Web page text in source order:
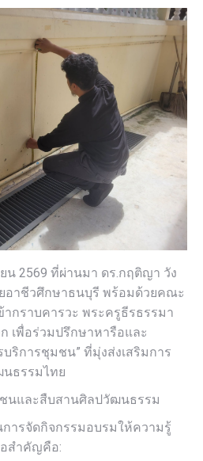
น 2569 ที่ผ่านมา ดร.กฤติญา วัง
อาชีวศึกษาธนบุรี พร้อมด้วยคณะ
กราบคารวะ พระครูธีรธรรมา
เพื่อร่วมปรึกษาหารือและ
บริการชุมชน” ที่มุ่งส่งเสริมการ
ธรรมไทย
นและสืบสานศิลปวัฒนธรรม
ารจัดกิจกรรมอบรมให้ความรู้
สำคัญคือ: